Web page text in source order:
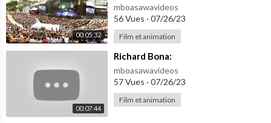
00:05:32
mboasawavideos
56 Vues · 07/26/23
Film et animation
00:07:44
⁣Richard Bona:
mboasawavideos
57 Vues · 07/26/23
Film et animation